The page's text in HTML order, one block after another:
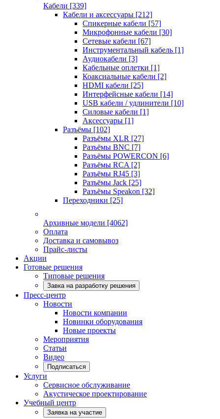
Кабели [339]
Кабели и аксессуары [212]
Спикерные кабели [57]
Микрофонные кабели [30]
Сетевые кабели [67]
Инструментальный кабель [1]
Аудиокабели [3]
Кабельные оплетки [1]
Коаксиальные кабели [2]
HDMI кабели [25]
Интерфейсные кабели [14]
USB кабели / удлинители [10]
Силовые кабели [1]
Аксессуары [1]
Разъёмы [102]
Разъёмы XLR [27]
Разъёмы BNC [7]
Разъёмы POWERCON [6]
Разъёмы RCA [2]
Разъёмы RJ45 [3]
Разъёмы Jack [25]
Разъёмы Speakon [32]
Переходники [25]
Архивные модели [4062]
Оплата
Доставка и самовывоз
Прайс-листы
Акции
Готовые решения
Типовые решения
Завка на разработку решения
Пресс-центр
Новости
Новости компании
Новинки оборудования
Новые проекты
Мероприятия
Статьи
Видео
Подписаться
Услуги
Сервисное обслуживание
Акустическое проектирование
Учебный центр
Заявка на участие